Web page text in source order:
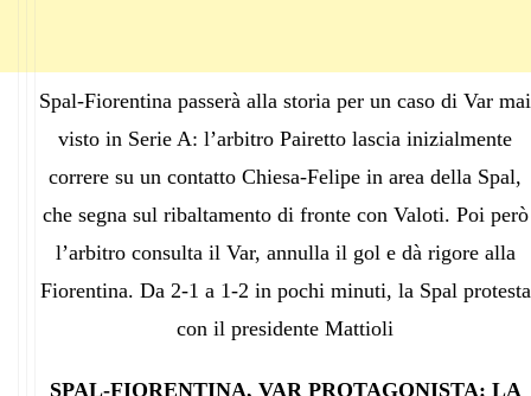
Spal-Fiorentina passerà alla storia per un caso di Var mai
visto in Serie A: l’arbitro Pairetto lascia inizialmente
correre su un contatto Chiesa-Felipe in area della Spal,
che segna sul ribaltamento di fronte con Valoti. Poi però
l’arbitro consulta il Var, annulla il gol e dà rigore alla
Fiorentina. Da 2-1 a 1-2 in pochi minuti, la Spal protesta
con il presidente Mattioli
SPAL-FIORENTINA, VAR PROTAGONISTA: LA